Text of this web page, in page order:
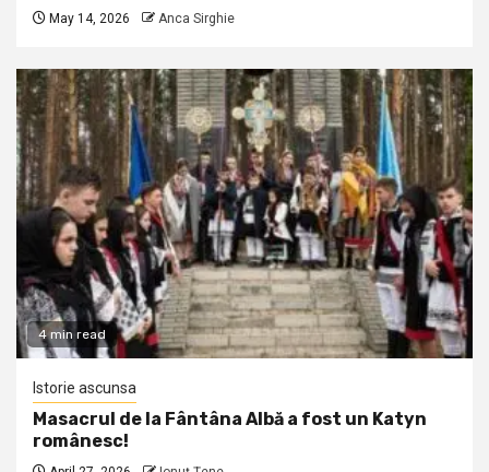
May 14, 2026 Anca Sirghie
4 min read
Istorie ascunsa
Masacrul de la Fântâna Albă a fost un Katyn
românesc!